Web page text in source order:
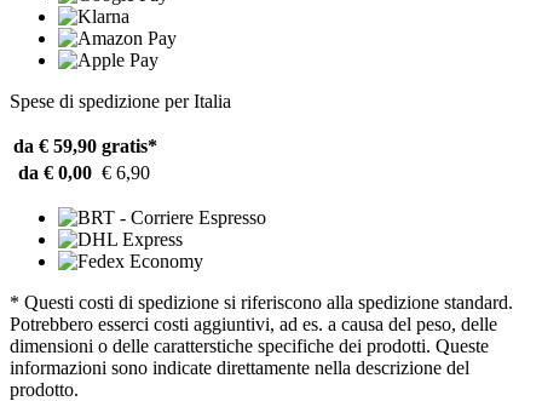
Spese di spedizione per Italia
da € 59,90 gratis*
da € 0,00 € 6,90
* Questi costi di spedizione si riferiscono alla spedizione standard.
Potrebbero esserci costi aggiuntivi, ad es. a causa del peso, delle
dimensioni o delle caratterstiche specifiche dei prodotti. Queste
informazioni sono indicate direttamente nella descrizione del
prodotto.